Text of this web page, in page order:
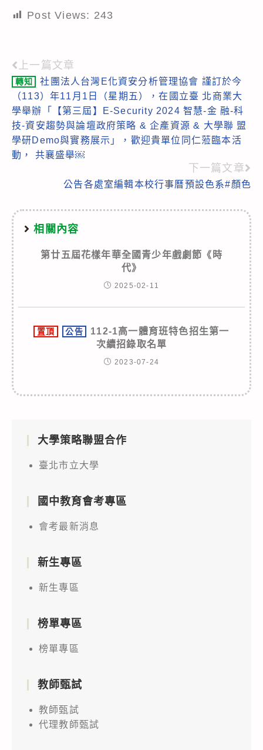
Post Views: 243
Read
more
articles
上一篇文章
轉知
社團法人台灣E化資安分析管理協會 謹訂於今
（113）年11月1日（星期五），在國立臺 北商業大
學舉辦「【第三屆】E-Security 2024 智慧-金 融-科
技-資安趨勢與論壇政府策略 & 企產資源 & 大學聯 盟
學研Demo與實務展示」，歡迎貴單位同仁蒞臨本活
動， 共襄盛舉￼
下一篇文章
公告各處室編輯本校行事曆預設色系#顏色
相關內容
第廿五屆花樣年華全國青少年戲劇節《時
代》
2025-02-11
置頂 公告
112-1高一體育班特色招生第一
次續招錄取名單
2023-07-24
大學策略聯盟合作
臺北市立大學
國中教育會考專區
會考最新消息
新生專區
新生專區
榜單專區
榜單專區
教師甄試
教師甄試
代理教師甄試